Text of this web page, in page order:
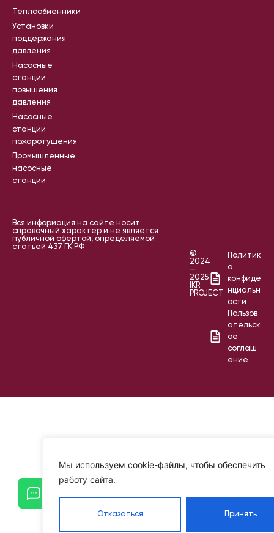
Мы используем cookie-файлы, чтобы обеспечить
работу сайта.
Отказаться Принять
Теплообменники
Установки
поддержания
давления
Насосные
станции
повышения
давления
Насосные
станции
пожаротушения
Промышленные
насосные
станции
Вся информация на сайте носит
справочный характер и не является
публичной офертой, определяемой
статьей 437 ГК РФ
©
2024
—
2025
IKR
PROJECT
Политик
а
конфиде
нциальн
ости
Пользов
ательск
ое
соглаш
ение